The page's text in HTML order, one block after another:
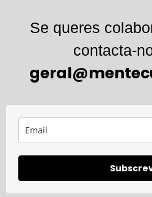
Se queres
contacta-